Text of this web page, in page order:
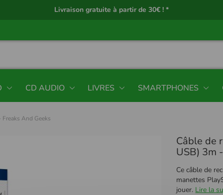
Livraison gratuite à partir de 30€ ! *
CD AUDIO LIVRES SMARTPHONES
And Geeks
Câble de
USB) 3m
Ce câble de
manettes
jouer. Lire la